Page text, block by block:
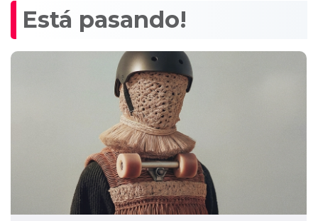
Está pasando!